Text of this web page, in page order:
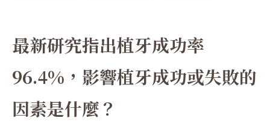
最新研究指出植牙成功率
96.4%，影響植牙成功或失敗的
因素是什麼？